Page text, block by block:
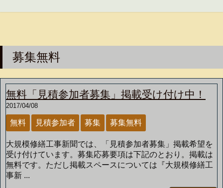
募集無料
無料「見積参加者募集」掲載受け付け中！
2017/04/08
無料 見積参加者 募集 募集無料
大規模修繕工事新聞では、「見積参加者募集」掲載希望を
受け付けています。募集応募要項は下記のとおり。掲載は
無料です。ただし掲載スペースについては『大規模修繕工
事新 ...